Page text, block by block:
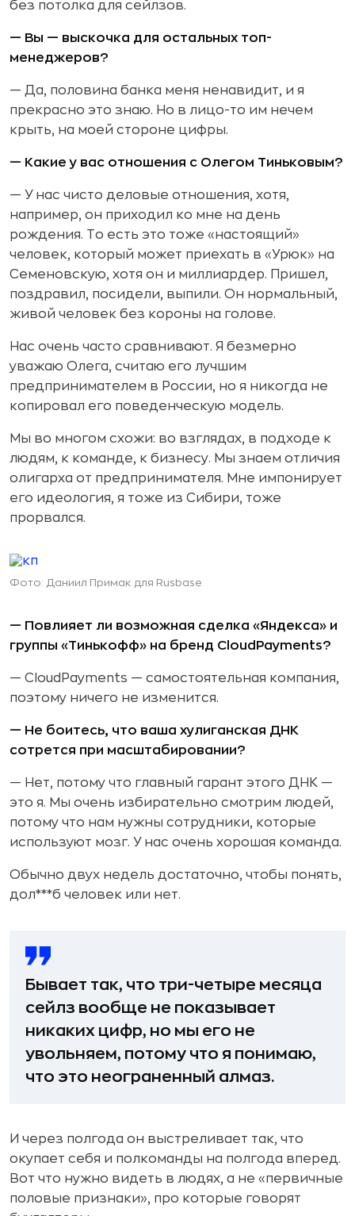
без потолка для сейлзов.
— Вы — выскочка для остальных топ-
менеджеров?
— Да, половина банка меня ненавидит, и я
прекрасно это знаю. Но в лицо-то им нечем
крыть, на моей стороне цифры.
— Какие у вас отношения с Олегом Тиньковым?
— У нас чисто деловые отношения, хотя,
например, он приходил ко мне на день
рождения. То есть это тоже «настоящий»
человек, который может приехать в «Урюк» на
Семеновскую, хотя он и миллиардер. Пришел,
поздравил, посидели, выпили. Он нормальный,
живой человек без короны на голове.
Нас очень часто сравнивают. Я безмерно
уважаю Олега, считаю его лучшим
предпринимателем в России, но я никогда не
копировал его поведенческую модель.
Мы во многом схожи: во взглядах, в подходе к
людям, к команде, к бизнесу. Мы знаем отличия
олигарха от предпринимателя. Мне импонирует
его идеология, я тоже из Сибири, тоже
прорвался.
Фото: Даниил Примак для Rusbase
— Повлияет ли возможная сделка «Яндекса» и
группы «Тинькофф» на бренд CloudPayments?
— CloudPayments — самостоятельная компания,
поэтому ничего не изменится.
— Не боитесь, что ваша хулиганская ДНК
сотрется при масштабировании?
— Нет, потому что главный гарант этого ДНК —
это я. Мы очень избирательно смотрим людей,
потому что нам нужны сотрудники, которые
используют мозг. У нас очень хорошая команда.
Обычно двух недель достаточно, чтобы понять,
дол***б человек или нет.
Бывает так, что три-четыре месяца
сейлз вообще не показывает
никаких цифр, но мы его не
увольняем, потому что я понимаю,
что это неограненный алмаз.
И через полгода он выстреливает так, что
окупает себя и полкоманды на полгода вперед.
Вот что нужно видеть в людях, а не «первичные
половые признаки», про которые говорят